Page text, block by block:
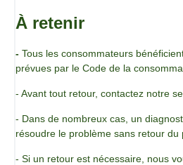
À retenir
- Tous les consommateurs
prévues par le Code de la
- Avant tout retour, contactez notre
- Dans de nombreux cas, un
résoudre le problème sans retour du
- Si un retour est nécessaire, nous